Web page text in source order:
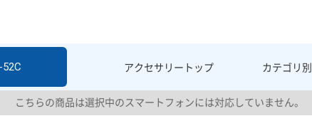
アクセサリー トップ カテゴリ別
52C
こちらの商品は選択中のスマートフォンには対応していません。